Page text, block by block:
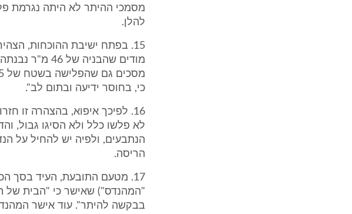
להלן.
15. בפתח ישיבת ההוכחות,
מודים
כי, בחוסר ידיעה ובתום לב".
16. לפיכך איפוא, בהצהרה זו
לא פלשו כלל ולא הסיגו גבול,
הנתבעים, ולפיה יש להחיל על
הריסה.
17. מטעם התובעת, העיד בסך
"המהנדס") שאישר כי "הבית של